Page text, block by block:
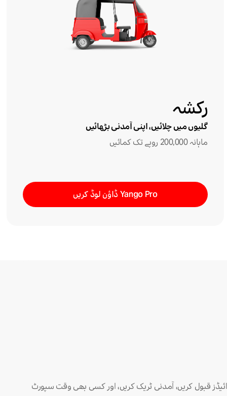
رکشہ
گلیوں میں چلائیں، اپنی آمدنی بڑھائیں
ماہانہ 200,000 روپے تک کمائیں
Yango Pro ڈاؤن لوڈ کریں
قبول کریں، آمدنی ٹریک کریں، اور کسی بھی وقت سپورٹ